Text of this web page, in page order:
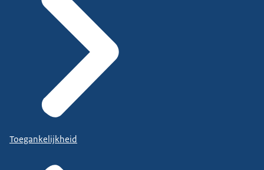
Toegankelijkheid